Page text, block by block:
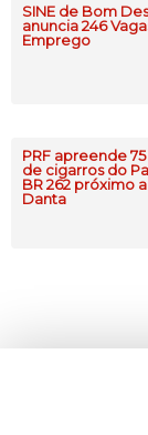
SINE de Bom
anuncia 246
Emprego
PRF apreende
de cigarros do
BR 262 próximo
Danta